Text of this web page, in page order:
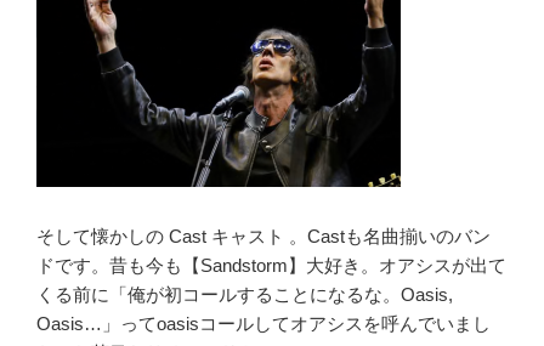
そして懐かしの Cast キャスト 。Castも名曲揃いのバン
ドです。昔も今も【Sandstorm】大好き。オアシスが出て
くる前に「俺が初コールすることになるな。Oasis,
Oasis…」ってoasisコールしてオアシスを呼んでいまし